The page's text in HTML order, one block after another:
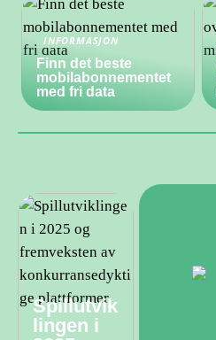
INFORMASJON
Finn det beste
mobilabonnementet
med fri data
Spillutvik
lingen i